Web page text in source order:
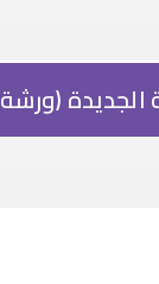
(ورشة ٨)